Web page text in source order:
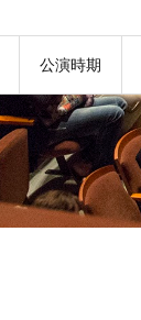
公演時期